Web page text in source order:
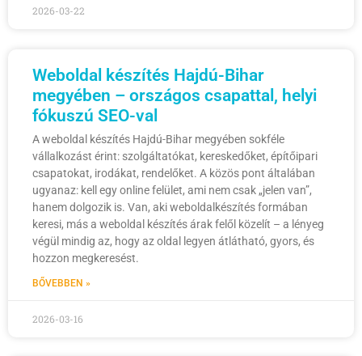
2026-03-22
Weboldal készítés Hajdú-Bihar
megyében – országos csapattal, helyi
fókuszú SEO-val
A weboldal készítés Hajdú-Bihar megyében sokféle
vállalkozást érint: szolgáltatókat, kereskedőket, építőipari
csapatokat, irodákat, rendelőket. A közös pont általában
ugyanaz: kell egy online felület, ami nem csak „jelen van”,
hanem dolgozik is. Van, aki weboldalkészítés formában
keresi, más a weboldal készítés árak felől közelít – a lényeg
végül mindig az, hogy az oldal legyen átlátható, gyors, és
hozzon megkeresést.
BŐVEBBEN »
2026-03-16